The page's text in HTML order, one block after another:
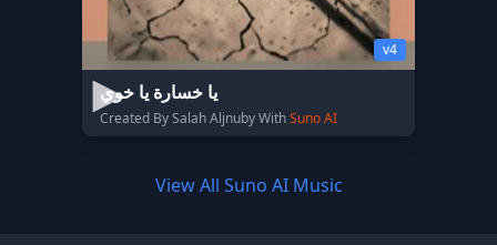
v4
يا خسارة يا خوي
Created By Salah Aljnuby WithSuno AI
View All Suno AI Music